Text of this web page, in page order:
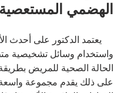
الهضمي المستعصية
يعتمد الدكتور على أحدث
واستخدام وسائل تشخيصية
الحالة الصحية للمريض بطريقة
على ذلك يقدم مجموعة